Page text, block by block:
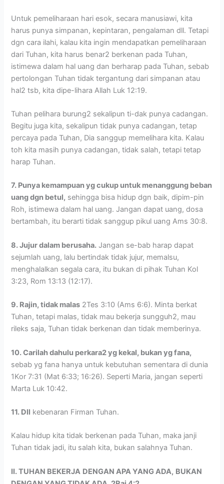
Untuk pemeliharaan hari esok, secara manusiawi, kita
harus punya simpanan, kepintaran, pengalaman dll. Tetapi
dgn cara ilahi, kalau kita ingin mendapatkan pemeliharaan
dari Tuhan, kita harus benar2 berkenan pada Tuhan,
istimewa dalam hal uang dan berharap pada Tuhan, sebab
pertolongan Tuhan tidak tergantung dari simpanan atau
hal2 tsb, kita dipe-lihara Allah Luk 12:19.
Tuhan pelihara burung2 sekalipun ti-dak punya cadangan.
Begitu juga kita, sekalipun tidak punya cadangan, tetap
percaya pada Tuhan, Dia sanggup memelihara kita. Kalau
toh kita masih punya cadangan, tidak salah, tetapi tetap
harap Tuhan.
7. Punya kemampuan yg cukup untuk menanggung beban
uang dgn betul, sehingga bisa hidup dgn baik, dipim-pin
Roh, istimewa dalam hal uang. Jangan dapat uang, dosa
bertambah, itu berarti tidak sanggup pikul uang Ams 30:8.
8. Jujur dalam berusaha. Jangan se-bab harap dapat
sejumlah uang, lalu bertindak tidak jujur, memalsu,
menghalalkan segala cara, itu bukan di pihak Tuhan Kol
3:23, Rom 13:13 (12:17).
9. Rajin, tidak malas 2Tes 3:10 (Ams 6:6). Minta berkat
Tuhan, tetapi malas, tidak mau bekerja sungguh2, mau
rileks saja, Tuhan tidak berkenan dan tidak memberinya.
10. Carilah dahulu perkara2 yg kekal, bukan yg fana,
sebab yg fana hanya untuk kebutuhan sementara di dunia
1Kor 7:31 (Mat 6:33; 16:26). Seperti Maria, jangan seperti
Marta Luk 10:42.
11. Dll kebenaran Firman Tuhan.
Kalau hidup kita tidak berkenan pada Tuhan, maka janji
Tuhan tidak jadi, itu salah kita, bukan salahnya Tuhan.
II. TUHAN BEKERJA DENGAN APA YANG ADA, BUKAN